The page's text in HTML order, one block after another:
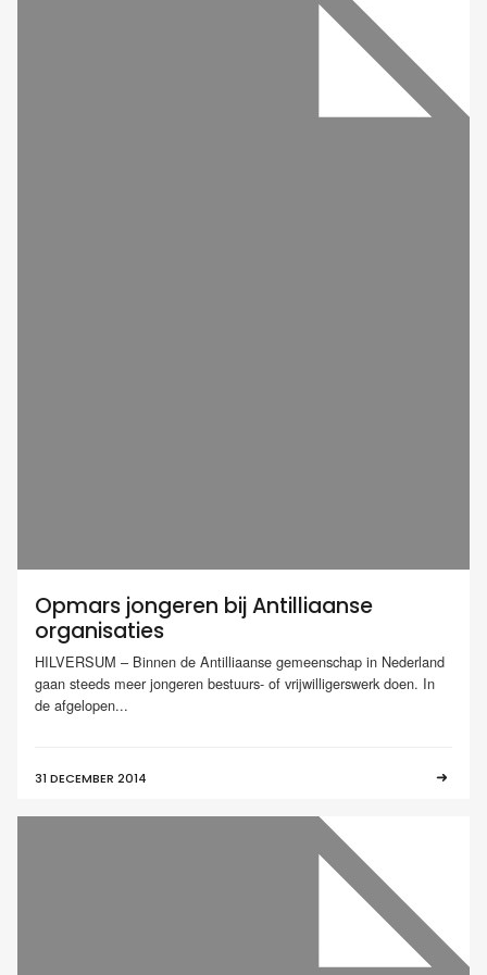
Opmars jongeren bij Antilliaanse
organisaties
HILVERSUM – Binnen de Antilliaanse gemeenschap in Nederland
gaan steeds meer jongeren bestuurs- of vrijwilligerswerk doen. In
de afgelopen...
31 DECEMBER 2014